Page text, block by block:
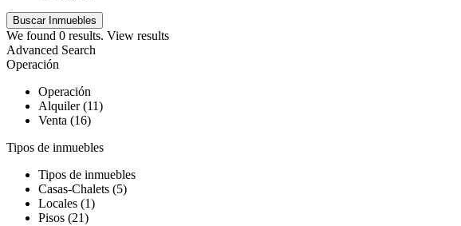
We found 0 results. View results
Advanced Search
Operación
Operación
Alquiler (11)
Venta (16)
Tipos de inmuebles
Tipos de inmuebles
Casas-Chalets (5)
Locales (1)
Pisos (21)